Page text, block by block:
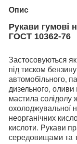
Опис
Рукави гумові
ГОСТ 10362-76
Застосовуються
під тиском
автомобільного,
дизельного, оливи
мастила солідолу
охолоджувальної
неорганічних
кислоти. Рукави
середовищами та